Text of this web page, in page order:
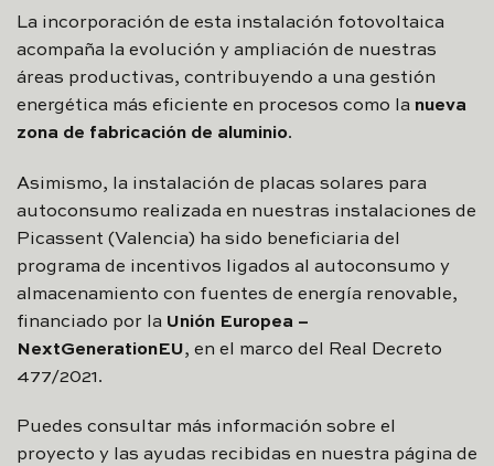
La incorporación de esta instalación fotovoltaica
acompaña la evolución y ampliación de nuestras
áreas productivas, contribuyendo a una gestión
energética más eficiente en procesos como la nueva
zona de fabricación de aluminio.
Asimismo, la instalación de placas solares para
autoconsumo realizada en nuestras instalaciones de
Picassent (Valencia) ha sido beneficiaria del
programa de incentivos ligados al autoconsumo y
almacenamiento con fuentes de energía renovable,
financiado por la Unión Europea –
NextGenerationEU, en el marco del Real Decreto
477/2021.
Puedes consultar más información sobre el
proyecto y las ayudas recibidas en nuestra página de